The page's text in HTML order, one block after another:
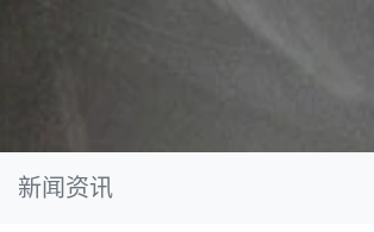
新闻资讯